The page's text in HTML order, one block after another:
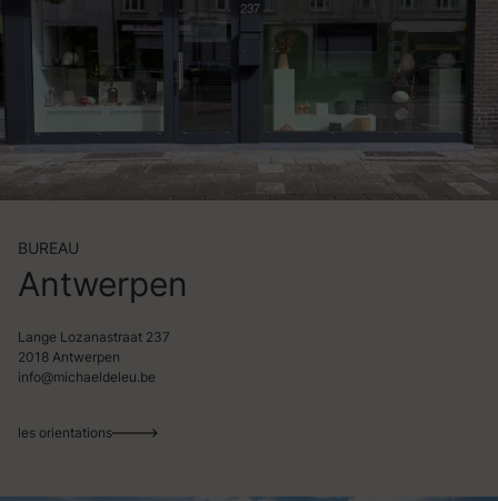
BUREAU
Antwerpen
Lange Lozanastraat 237
2018 Antwerpen
info@michaeldeleu.be
les orientations